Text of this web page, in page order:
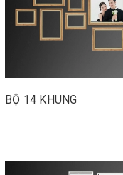
BỘ 14 KHUNG